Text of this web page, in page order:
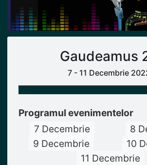
Gaudeamus
7 - 11 Decembrie
Programul evenimentelor
7 Decembrie
8
9 Decembrie
10
11 Decembrie